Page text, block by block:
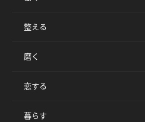
整える
磨く
恋する
暮らす